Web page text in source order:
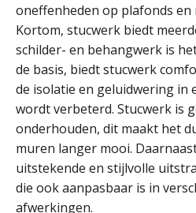
oneffenheden op plafonds
Kortom, stucwerk biedt
schilder- en behangwerk is
de basis, biedt stucwerk
de isolatie en geluidwering in
wordt verbeterd. Stucwerk is
onderhouden, dit maakt het
muren langer mooi.
uitstekende en stijlvolle
die ook aanpasbaar is in
afwerkingen.